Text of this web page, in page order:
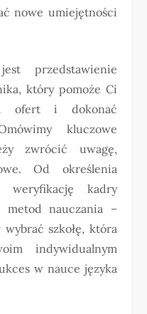
nowe umiejętności
przedstawienie
który pomoże Ci
ofert i dokonać
kluczowe
zwrócić uwagę,
Od określenia
weryfikację kadry
metod nauczania –
szkołę, która
indywidualnym
w nauce języka